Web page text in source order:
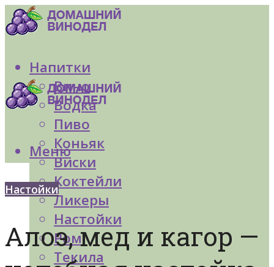
Напитки
Вино
Водка
Пиво
Коньяк
Виски
Коктейли
Ликеры
Настойки
Ром
Текила
Меню
Настойки
Алоэ, мед и кагор —